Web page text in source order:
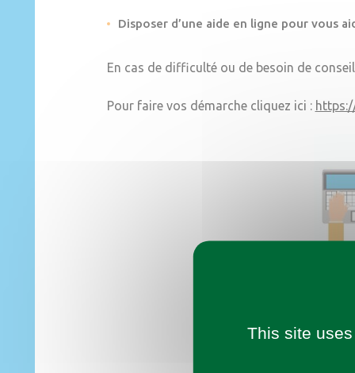
Disposer d’une aide en ligne pour vous
En cas de difficulté ou de besoin de
Pour faire vos démarche cliquez ici :
This site